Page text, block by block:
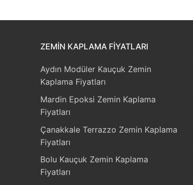
ZEMIN KAPLAMA FIYATLARI
Aydın Modüler Kauçuk Zemin
Kaplama Fiyatları
Mardin Epoksi Zemin Kaplama
Fiyatları
Çanakkale Terrazzo Zemin Kaplama
Fiyatları
Bolu Kauçuk Zemin Kaplama
Fiyatları